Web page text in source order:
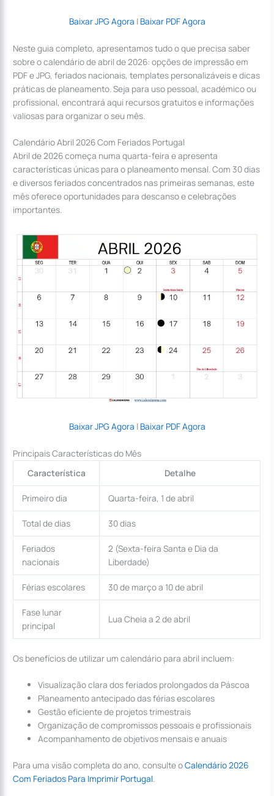
Baixar JPG Agora | Baixar PDF Agora
Neste guia completo, apresentamos tudo o que precisa saber
sobre o calendário de abril de 2026: opções de impressão em
PDF e JPG, feriados nacionais, templates personalizáveis e dicas
práticas de planeamento. Seja para uso pessoal, académico ou
profissional, encontrará aqui recursos gratuitos e informações
valiosas para organizar o seu mês.
Calendário Abril 2026 Com Feriados Portugal
Abril de 2026 começa numa quarta-feira e apresenta
características únicas para o planeamento mensal. Com 30 dias
e diversos feriados concentrados nas primeiras semanas, este
mês oferece oportunidades para descanso e celebrações
importantes.
Baixar JPG Agora | Baixar PDF Agora
Principais Características do Mês
Característica
Detalhe
Primeiro dia Quarta-feira, 1 de abril
Total de dias 30 dias
Feriados
nacionais
2 (Sexta-feira Santa e Dia da
Liberdade)
Férias escolares 30 de março a 10 de abril
Fase lunar
principal
Lua Cheia a 2 de abril
Os benefícios de utilizar um calendário para abril incluem:
Visualização clara dos feriados prolongados da Páscoa
Planeamento antecipado das férias escolares
Gestão eficiente de projetos trimestrais
Organização de compromissos pessoais e profissionais
Acompanhamento de objetivos mensais e anuais
Para uma visão completa do ano, consulte oCalendário 2026
Com Feriados Para Imprimir Portugal.